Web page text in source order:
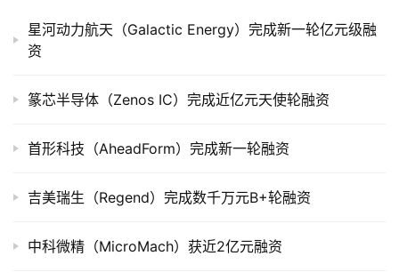
购
重
司
市
创
星河动力航天（Galactic Energy）完成新一轮亿元级融
资
篆芯半导体（Zenos IC）完成近亿元天使轮融资
首形科技（AheadForm）完成新一轮融资
吉美瑞生（Regend）完成数千万元B+轮融资
中科微精（MicroMach）获近2亿元融资